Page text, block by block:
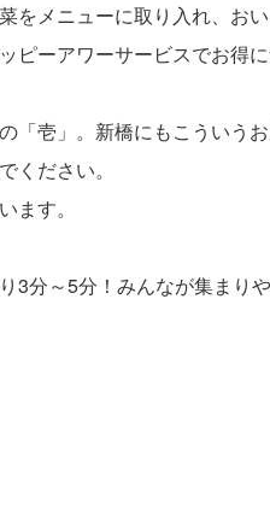
メニューに取り入れ、お
ーアワーサービスでお得に
壱」。新橋にもこういう
ください。
ます。
分～5分！みんなが集まりや